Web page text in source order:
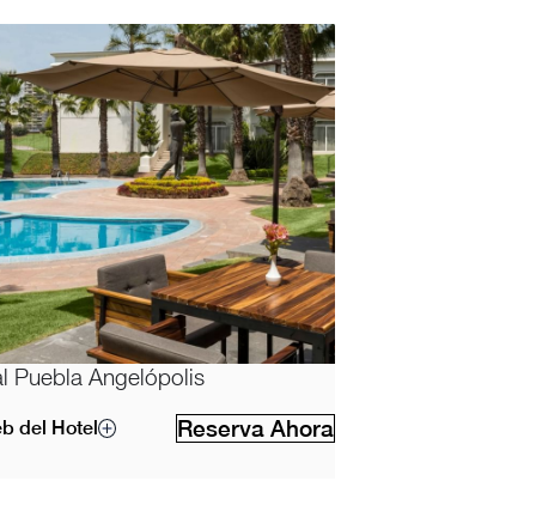
Puebla Angelópolis
del Hotel Reserva Ahora